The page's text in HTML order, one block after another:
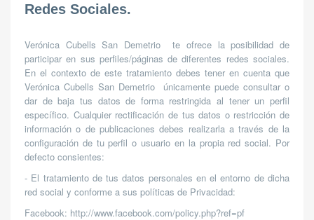
Redes Sociales.
Verónica Cubells San Demetrio
te ofrece la posibilidad de
participar en sus perfiles/páginas de diferentes redes sociales.
En el contexto de este tratamiento debes tener en cuenta que
Verónica Cubells San Demetrio
únicamente puede consultar o
dar de baja tus datos de forma restringida al tener un perfil
específico. Cualquier rectificación de tus datos o restricción de
información o de publicaciones debes realizarla a través de la
configuración de tu perfil o usuario en la propia red social. Por
defecto consientes:
- El tratamiento de tus datos personales en el entorno de dicha
red social y conforme a sus políticas de Privacidad:
Facebook: http://www.facebook.com/policy.php?ref=pf